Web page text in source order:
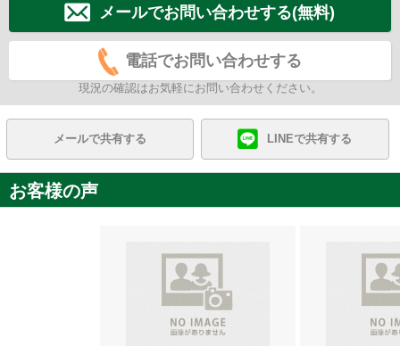
メールでお問い合わせする(無料)
電話でお問い合わせする
現況の確認はお気軽にお問い合わせください。
メールで共有する LINEで共有する
お客様の声